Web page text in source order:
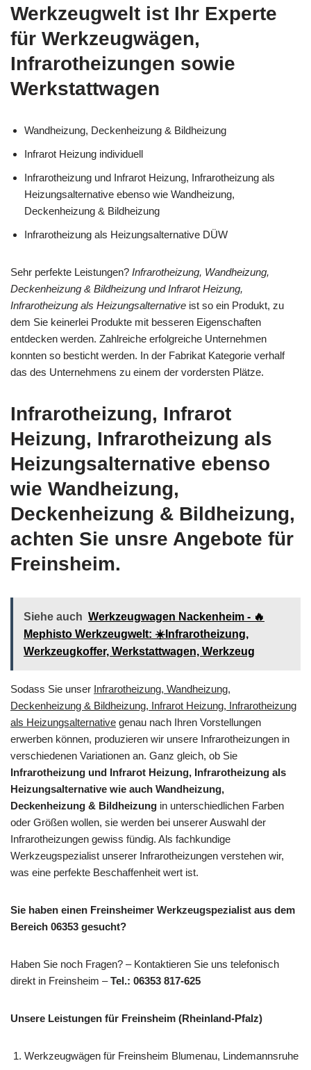
Werkzeugwelt ist Ihr Experte
für Werkzeugwägen,
Infrarotheizungen sowie
Werkstattwagen
Wandheizung, Deckenheizung & Bildheizung
Infrarot Heizung individuell
Infrarotheizung und Infrarot Heizung, Infrarotheizung als
Heizungsalternative ebenso wie Wandheizung,
Deckenheizung & Bildheizung
Infrarotheizung als Heizungsalternative DÜW
Sehr perfekte Leistungen? Infrarotheizung, Wandheizung,
Deckenheizung & Bildheizung und Infrarot Heizung,
Infrarotheizung als Heizungsalternative ist so ein Produkt, zu
dem Sie keinerlei Produkte mit besseren Eigenschaften
entdecken werden. Zahlreiche erfolgreiche Unternehmen
konnten so besticht werden. In der Fabrikat Kategorie verhalf
das des Unternehmens zu einem der vordersten Plätze.
Infrarotheizung, Infrarot
Heizung, Infrarotheizung als
Heizungsalternative ebenso
wie Wandheizung,
Deckenheizung & Bildheizung,
achten Sie unsre Angebote für
Freinsheim.
Siehe auch Werkzeugwagen Nackenheim - 🔥
Mephisto Werkzeugwelt: ☀️Infrarotheizung,
Werkzeugkoffer, Werkstattwagen, Werkzeug
Sodass Sie unser Infrarotheizung, Wandheizung,
Deckenheizung & Bildheizung, Infrarot Heizung, Infrarotheizung
als Heizungsalternative genau nach Ihren Vorstellungen
erwerben können, produzieren wir unsere Infrarotheizungen in
verschiedenen Variationen an. Ganz gleich, ob Sie
Infrarotheizung und Infrarot Heizung, Infrarotheizung als
Heizungsalternative wie auch Wandheizung,
Deckenheizung & Bildheizung in unterschiedlichen Farben
oder Größen wollen, sie werden bei unserer Auswahl der
Infrarotheizungen gewiss fündig. Als fachkundige
Werkzeugspezialist unserer Infrarotheizungen verstehen wir,
was eine perfekte Beschaffenheit wert ist.
Sie haben einen Freinsheimer Werkzeugspezialist aus dem
Bereich 06353 gesucht?
Haben Sie noch Fragen? – Kontaktieren Sie uns telefonisch
direkt in Freinsheim –Tel.: 06353 817-625
Unsere Leistungen für Freinsheim (Rheinland-Pfalz)
Werkzeugwägen für Freinsheim Blumenau, Lindemannsruhe